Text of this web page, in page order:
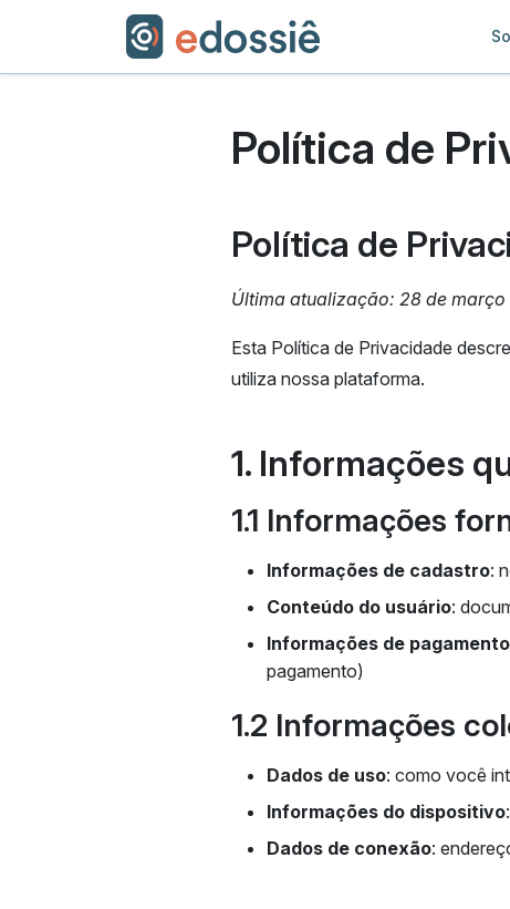
Política de
Política de
Última atualização: 28 de março
Esta Política de Privacidade
utiliza nossa plataforma.
1. Informações
1.1 Informações
Informações de cadastro:
Conteúdo do usuário:
Informações de pagamento
pagamento)
1.2 Informações
Dados de uso: como você
Informações do dispositivo
Dados de conexão: